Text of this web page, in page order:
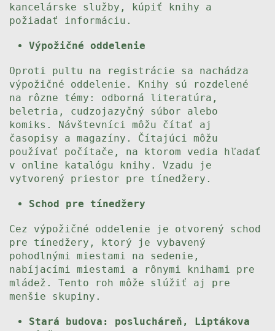
kancelárske služby, kúpiť knihy a
požiadať informáciu.
Výpožičné oddelenie
Oproti pultu na registrácie sa nachádza
výpožičné oddelenie. Knihy sú rozdelené
na rôzne témy: odborná literatúra,
beletria, cudzojazyčný súbor alebo
komiks. Návštevníci môžu čítať aj
časopisy a magazíny. Čítajúci môžu
používať počítače, na ktorom vedia hľadať
v online katalógu knihy. Vzadu je
vytvorený priestor pre tínedžery.
Schod pre tínedžery
Cez výpožičné oddelenie je otvorený schod
pre tínedžery, ktorý je vybavený
pohodlnými miestami na sedenie,
nabíjacími miestami a rônymi knihami pre
mládež. Tento roh môže slúžiť aj pre
menšie skupiny.
Stará budova: poslucháreň, Liptákova